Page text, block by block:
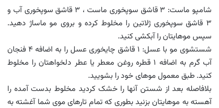
شامپو ماست: ۳ قاشق سوپخوری ماست ، ۳ قاشق سوپخوری آب و
۳ قاشق سوپخوری ژلاتین را مخلوط کرده و بروی مو ماساژ دهید.
سپس موهایتان را آبکشی کنید.
شستشوی مو با عسل: ۱ قاشق چایخوری عسل را به اضافه ۴ فنجان
آب گرم به اضافه ۱ قطره روغن معطر یا عطر دلخواهتان را مخلوط
کنید. طبق معمول موهای خود را بشویید.
بلافاصله بعد از شستن آنها را خشک کردید مخلوط بدست آمده را
آهسته به موهایتان بزنید بطوری که تمام تارهای موی شما آغشته به